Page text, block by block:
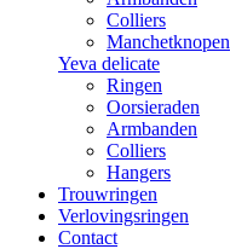
Colliers
Manchetknopen
Yeva delicate
Ringen
Oorsieraden
Armbanden
Colliers
Hangers
Trouwringen
Verlovingsringen
Contact